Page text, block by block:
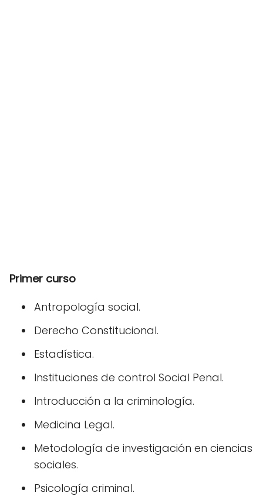
Primer curso
Antropología social.
Derecho Constitucional.
Estadística.
Instituciones de control Social Penal.
Introducción a la criminología.
Medicina Legal.
Metodología de investigación en ciencias
sociales.
Psicología criminal.